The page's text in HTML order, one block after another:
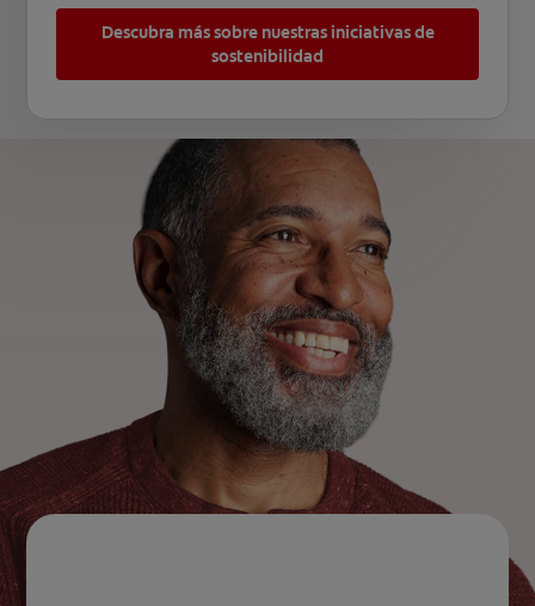
Descubra más sobre nuestras iniciativas de
sostenibilidad